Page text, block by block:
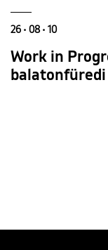
26 • 08 • 10
Work in